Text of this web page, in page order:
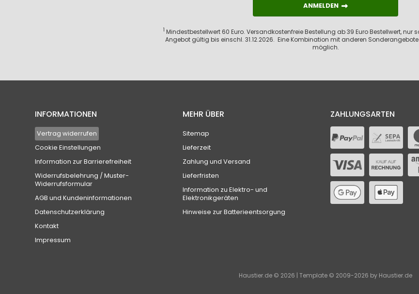
ANMELDEN
ANMELDEN
1 Mindestbestellwert 60 Euro. Versandkostenfreie Bestellung ab 39 Euro Bestellwert, nur
Angebot gültig bis einschl. 31.12.2026. Eine Kombination mit anderen
möglich.
INFORMATIONEN
Vertrag widerrufen
Cookie Einstellungen
Information zur Barrierefreiheit
Widerrufsbelehrung / Muster-
Widerrufsformular
AGB und Kundeninformationen
Datenschutzerklärung
Kontakt
Impressum
MEHR ÜBER
Sitemap
Lieferzeit
Zahlung und Versand
Lieferfristen
Information zu Elektro- und
Elektronikgeräten
Hinweise zur Batterieentsorgung
ZAHLUNGSARTEN
Haustier.de © 2026 | Template © 2009-2026 by Haustier.de